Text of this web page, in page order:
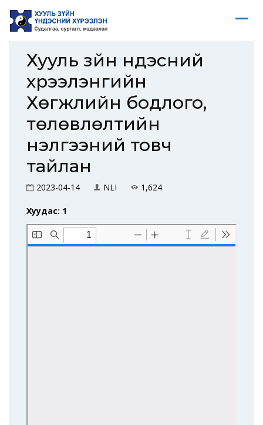
Хууль зүйн үндэсний
хүрээлэнгийн
Хөгжлийн бодлого,
төлөвлөлтийн
үнэлгээний товч
тайлан
2023-04-14 NLI 1,624
Хуудас: 1